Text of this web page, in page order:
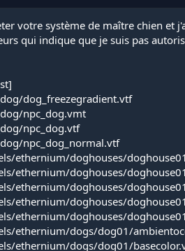
votre système de maître chien
qui indique que je suis pas
dog_freezegradient.vtf
npc_dog.vmt
npc_dog.vtf
npc_dog_normal.vtf
ethernium/doghouses/
ethernium/doghouses/
ethernium/doghouses/
ethernium/doghouses/
ethernium/doghouses/
ethernium/dogs/dog01/
ethernium/dogs/dog01/